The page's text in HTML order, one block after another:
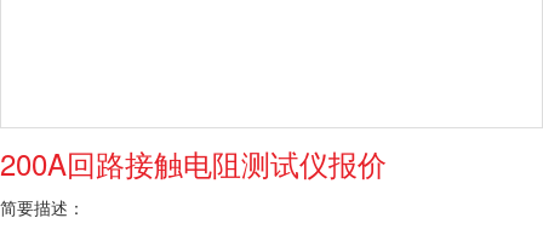
200A回路接触电阻测试仪报价
简要描述：